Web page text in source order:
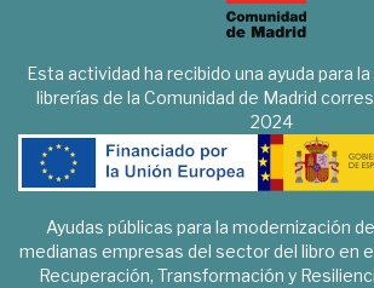
Esta actividad ha recibido una ayuda para
librerías de la Comunidad de Madrid
2024
Ayudas públicas para la modernización
medianas empresas del sector del libro en
Recuperación, Transformación y